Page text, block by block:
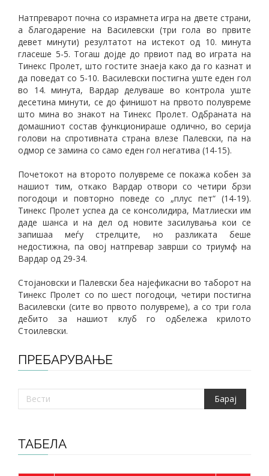
Натпреварот почна со израмнета игра на двете страни,
а благодарение на Василевски (три гола во првите
девет минути) резултатот на истекот од 10. минута
гласеше 5-5. Тогаш дојде до првиот пад во играта на
Тинекс Пролет, што гостите знаеја како да го казнат и
да поведат со 5-10. Василевски постигна уште еден гол
во 14. минута, Вардар делуваше во контрола уште
десетина минути, се до финишот на првото полувреме
што мина во знакот на Тинекс Пролет. Одбраната на
домашниот состав функционираше одлично, во серија
голови на спротивната страна влезе Палевски, па на
одмор се замина со само еден гол негатива (14-15).
Почетокот на второто полувреме се покажа кобен за
нашиот тим, откако Вардар отвори со четири брзи
погодоци и повторно поведе со „плус пет“ (14-19).
Тинекс Пролет успеа да се консолидира, Матлиески им
даде шанса и на дел од новите засилувања кои се
запишаа меѓу стрелците, но разликата беше
недостижна, па овој натпревар заврши со триумф на
Вардар од 29-34.
Стојановски и Палевски беа најефикасни во таборот на
Тинекс Пролет со по шест погодоци, четири постигна
Василевски (сите во првото полувреме), а со три гола
дебито за нашиот клуб го одбележа крилото
Стоилевски.
ПРЕБАРУВАЊЕ
ТАБЕЛА